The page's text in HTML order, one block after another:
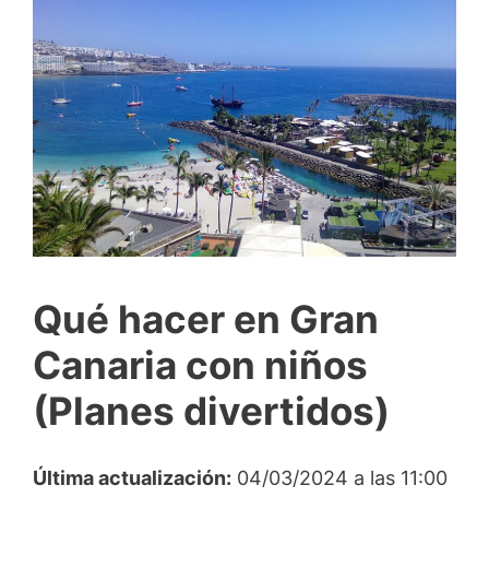
Qué hacer en Gran
Canaria con niños
(Planes divertidos)
Última actualización: 04/03/2024 a las 11:00